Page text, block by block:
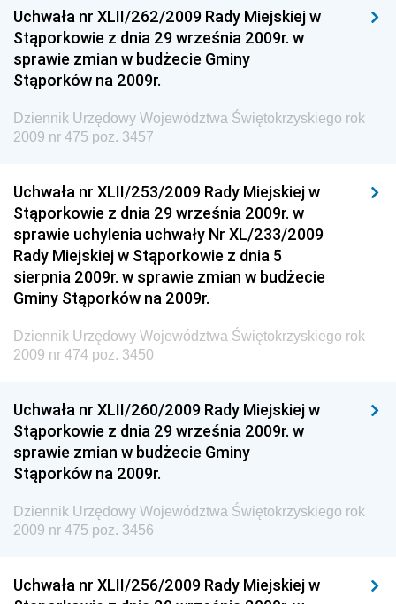
Dziennik Urzędowy Ministra Kultury, Dziedzictwa
Narodowego i Sportu
Dziennik Urzędowy Ministra Rodziny i Polityki
Społecznej
Dziennik Urzędowy Komendy Głównej Straży
Granicznej
Drogowego
Dziennik Urzędowy Narodowego Banku Polskiego
Dziennik Urzędowy Komendy Głównej Policji
Dziennik Urzędowy Ministra Pracy i Polityki
Społecznej
Dziennik Urzędowy Ministra Transportu, Budownictwa
i Gospodarki Morskiej
Dziennik Urzędowy Ministra Spraw Zagranicznych
Dziennik Urzędowy Centralnego Biura
Antykorupcyjnego
Wewnętrznego
Dziennik Urzędowy Urzędu Patentowego
Dziennik Urzędowy Generalnej Dyrekcji Dróg
Uchwała nr XLII/262/2009 Rady Miejskiej w
Stąporkowie z dnia 29 września 2009r. w
sprawie zmian w budżecie Gminy
Stąporków na 2009r.
Dziennik Urzędowy Województwa Świętokrzyskiego rok
2009 nr 475 poz. 3457
Uchwała nr XLII/253/2009 Rady Miejskiej w
Stąporkowie z dnia 29 września 2009r. w
sprawie uchylenia uchwały Nr XL/233/2009
Rady Miejskiej w Stąporkowie z dnia 5
sierpnia 2009r. w sprawie zmian w budżecie
Gminy Stąporków na 2009r.
Dziennik Urzędowy Województwa Świętokrzyskiego rok
2009 nr 474 poz. 3450
Uchwała nr XLII/260/2009 Rady Miejskiej w
Stąporkowie z dnia 29 września 2009r. w
sprawie zmian w budżecie Gminy
Stąporków na 2009r.
Dziennik Urzędowy Województwa Świętokrzyskiego rok
2009 nr 475 poz. 3456
Uchwała nr XLII/256/2009 Rady Miejskiej w